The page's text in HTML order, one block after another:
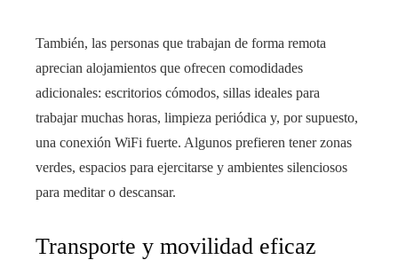
También, las personas que trabajan de forma remota
aprecian alojamientos que ofrecen comodidades
adicionales: escritorios cómodos, sillas ideales para
trabajar muchas horas, limpieza periódica y, por supuesto,
una conexión WiFi fuerte. Algunos prefieren tener zonas
verdes, espacios para ejercitarse y ambientes silenciosos
para meditar o descansar.
Transporte y movilidad eficaz